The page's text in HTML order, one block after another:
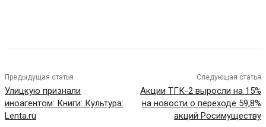
Предыдущая статья
Улицкую признали
иноагентом: Книги: Культура:
Lenta.ru
Следующая статья
Акции ТГК-2 выросли на 15%
на новости о переходе 59,8%
акций Росимуществу